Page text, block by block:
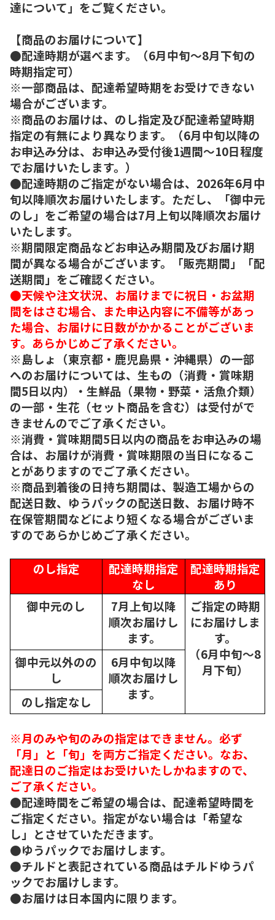
達について」をご覧ください。
【商品のお届けについて】
●配達時期が選べます。（6月中旬～8月下旬の
時期指定可）
※一部商品は、配達希望時期をお受けできない
場合がございます。
※商品のお届けは、のし指定及び配達希望時期
指定の有無により異なります。（6月中旬以降の
お申込み分は、お申込み受付後1週間～10日程度
でお届けいたします。）
●配達時期のご指定がない場合は、2026年6月中
旬以降順次お届けいたします。ただし、「御中元
のし」をご希望の場合は7月上旬以降順次お届け
いたします。
※期間限定商品などお申込み期間及びお届け期
間が異なる場合がございます。「販売期間」「配
送期間」をご確認ください。
●天候や注文状況、お届けまでに祝日・お盆期
間をはさむ場合、また申込内容に不備等があっ
た場合、お届けに日数がかかることがございま
す。あらかじめご了承ください。
※島しょ（東京都・鹿児島県・沖縄県）の一部
へのお届けについては、生もの（消費・賞味期
間5日以内）・生鮮品（果物・野菜・活魚介類）
の一部・生花（セット商品を含む）は受付がで
きませんのでご了承ください。
※消費・賞味期間5日以内の商品をお申込みの場
合は、お届けが消費・賞味期限の当日になるこ
とがありますのでご了承ください。
※商品到着後の日持ち期間は、製造工場からの
配送日数、ゆうパックの配送日数、お届け時不
在保管期間などにより短くなる場合がございま
すのであらかじめご了承ください。
のし指定
配達時期指定
なし
配達時期指定
あり
御中元のし
7月上旬以降
順次お届けし
ます。
ご指定の時期
にお届けしま
す。
（6月中旬～8
月下旬）
御中元以外のの
し
6月中旬以降
順次お届けし
ます。
のし指定なし
※月のみや旬のみの指定はできません。必ず
「月」と「旬」を両方ご指定ください。なお、
配達日のご指定はお受けいたしかねますので、
ご了承ください。
●配達時間をご希望の場合は、配達希望時間を
ご指定ください。指定がない場合は「希望な
し」とさせていただきます。
●ゆうパックでお届けします。
●チルドと表記されている商品はチルドゆうパ
ックでお届けします。
●お届けは日本国内に限ります。